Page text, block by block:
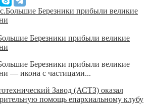
Березники прибыли великие
Березники прибыли великие
— икона с частицами...